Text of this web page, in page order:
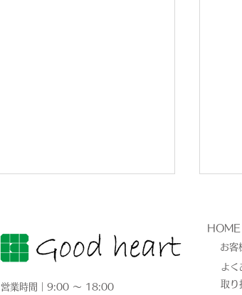
営業時間｜9:00 ～ 18:00
HOME
お客
よく
取り